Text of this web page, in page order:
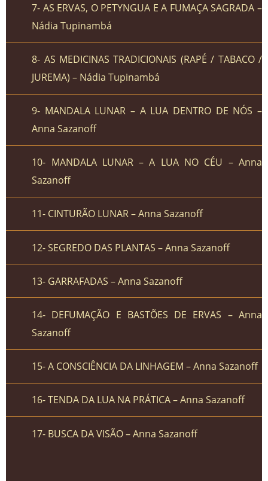
7- AS ERVAS, O PETYNGUA E A FUMAÇA SAGRADA –
Nádia Tupinambá
8- AS MEDICINAS TRADICIONAIS (RAPÉ / TABACO /
JUREMA) – Nádia Tupinambá
9- MANDALA LUNAR – A LUA DENTRO DE NÓS –
Anna Sazanoff
10- MANDALA LUNAR – A LUA NO CÉU – Anna
Sazanoff
11- CINTURÃO LUNAR – Anna Sazanoff
12- SEGREDO DAS PLANTAS – Anna Sazanoff
13- GARRAFADAS – Anna Sazanoff
14- DEFUMAÇÃO E BASTÕES DE ERVAS – Anna
Sazanoff
15- A CONSCIÊNCIA DA LINHAGEM – Anna Sazanoff
16- TENDA DA LUA NA PRÁTICA – Anna Sazanoff
17- BUSCA DA VISÃO – Anna Sazanoff